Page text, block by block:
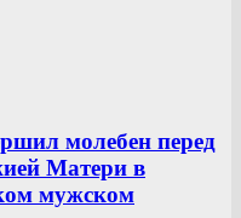
молебен перед
Матери в
мужском